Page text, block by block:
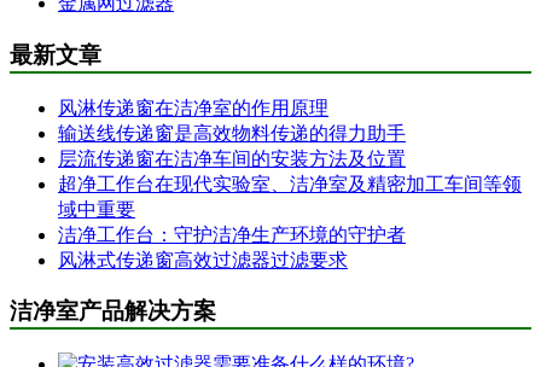
最新文章
风淋传递窗在洁净室的作用原理
输送线传递窗是高效物料传递的得力助手
层流传递窗在洁净车间的安装方法及位置
超净工作台在现代实验室、洁净室及精密加工车间等领
域中重要
洁净工作台：守护洁净生产环境的守护者
风淋式传递窗高效过滤器过滤要求
洁净室产品解决方案